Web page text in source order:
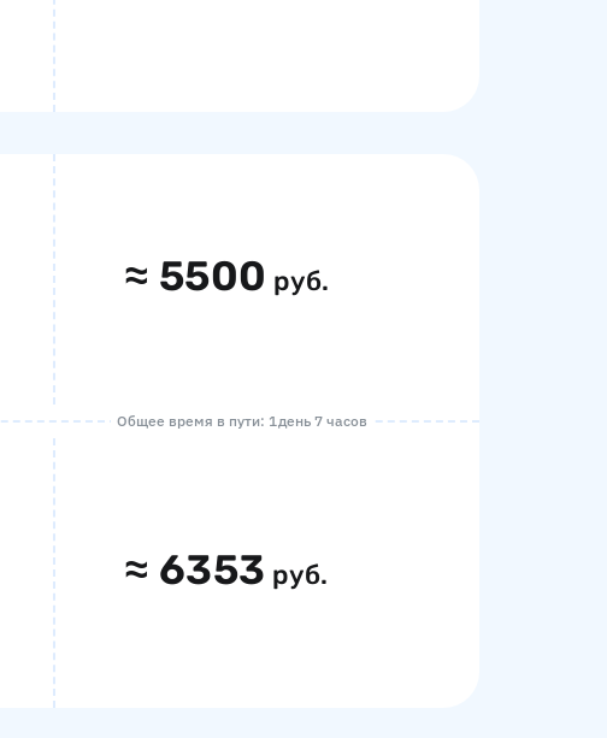
≈ 5500 руб.
Общее время в пути: 1 день 7 часов
≈ 6353 руб.